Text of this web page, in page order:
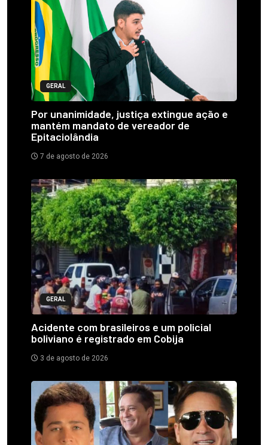
GERAL
Por unanimidade, justiça extingue ação e
mantém mandato de vereador de
Epitaciolândia
7 de agosto de 2026
GERAL
Acidente com brasileiros e um policial
boliviano é registrado em Cobija
3 de agosto de 2026